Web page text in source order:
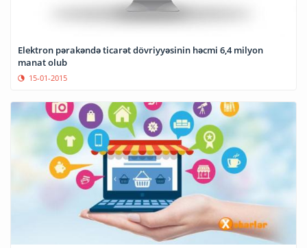
Elektron pərakəndə ticarət dövriyyəsinin həcmi 6,4 milyon
manat olub
15-01-2015